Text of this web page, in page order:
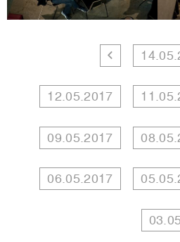
12.05.2017
09.05.2017
06.05.2017